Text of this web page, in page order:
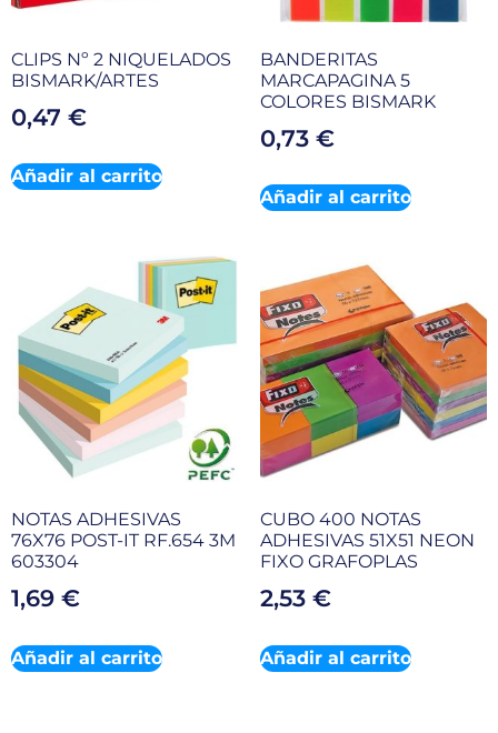
CLIPS Nº 2 NIQUELADOS
BISMARK/ARTES
0,47 €
Añadir al carrito
BANDERITAS
MARCAPAGINA 5
COLORES BISMARK
0,73 €
Añadir al carrito
NOTAS ADHESIVAS
76X76 POST-IT RF.654 3M
603304
1,69 €
Añadir al carrito
CUBO 400 NOTAS
ADHESIVAS 51X51 NEON
FIXO GRAFOPLAS
2,53 €
Añadir al carrito